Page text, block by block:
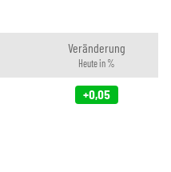
Veränderung
Heute in %
+0,05